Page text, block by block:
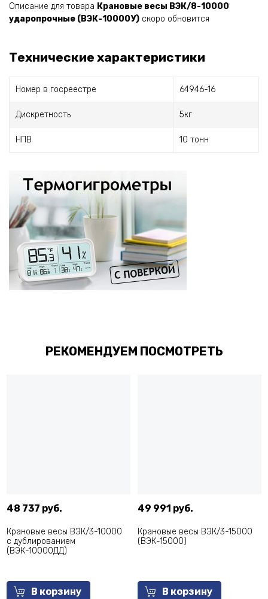
Описание для товара Крановые весы ВЭК/8-10000
ударопрочные (ВЭК-10000У) скоро обновится
Технические характеристики
Номер в госреестре 64946-16
Дискретность 5кг
НПВ 10 тонн
РЕКОМЕНДУЕМ ПОСМОТРЕТЬ
48 737 руб.
Крановые весы ВЭК/3-10000
с дублированием
(ВЭК-10000ДД)
В корзину
49 991 руб.
Крановые весы ВЭК/3-15000
(ВЭК-15000)
В корзину